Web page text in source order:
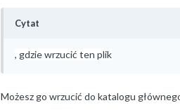
Cytat
, gdzie wrzucić ten plik
Możesz go wrzucić do katalogu